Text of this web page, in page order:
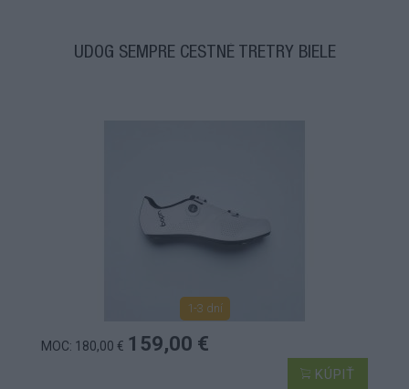
UDOG SEMPRE CESTNÉ TRETRY BIELE
1-3 dní
MOC: 180,00 € 159,00 €
KÚPIŤ